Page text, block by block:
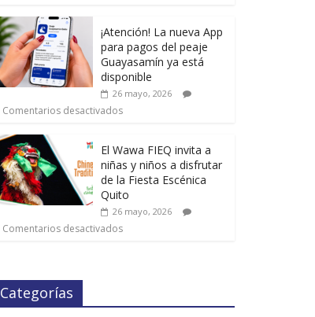
¡Atención! La nueva App
para pagos del peaje
Guayasamín ya está
disponible
26 mayo, 2026
Comentarios desactivados
El Wawa FIEQ invita a
niñas y niños a disfrutar
de la Fiesta Escénica
Quito
26 mayo, 2026
Comentarios desactivados
Categorías